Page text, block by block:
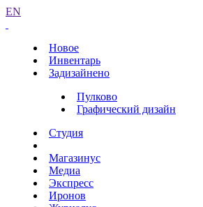
EN
Новое
Инвентарь
Задизайнено
Пулково
Графический дизайн
Студия
Магазинус
Медиа
Экспресс
Иронов